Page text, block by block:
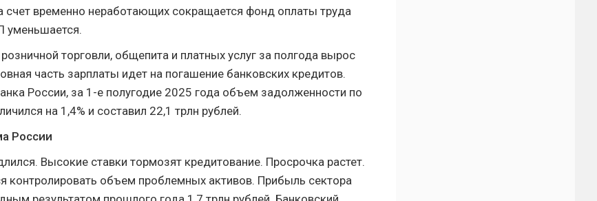
счет временно неработающих сокращается фонд оплаты труда
торговли, общепита и платных услуг за полгода вырос
часть зарплаты идет на погашение банковских кредитов.
России, за 1-е полугодие 2025 года объем задолженности по
на 1,4% и составил 22,1 трлн рублей.
России
Высокие ставки тормозят кредитование. Просрочка растет.
контролировать объем проблемных активов. Прибыль сектора